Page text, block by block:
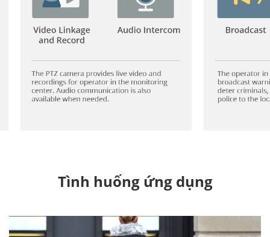
Tình huống ứng dụng